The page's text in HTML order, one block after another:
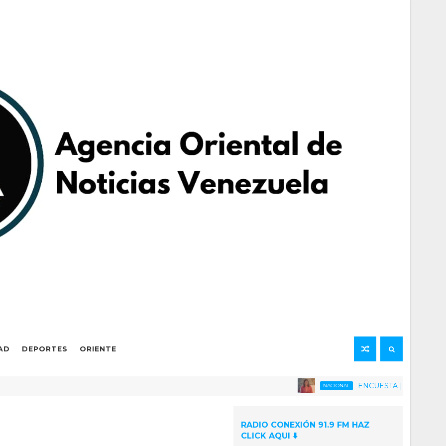
DEPORTES ORIENTE
NACIONAL ENCUESTA | 75% de la
RADIO CONEXIÓN 91.9 FM HAZ
CLICK AQUI ⬇️